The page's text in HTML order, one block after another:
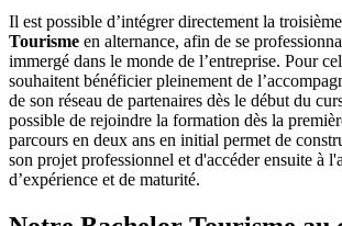
Il est possible d’intégrer directement la
Tourisme en alternance, afin de se
immergé dans le monde de l’entreprise. Pour
souhaitent bénéficier pleinement de
de son réseau de partenaires dès le début du
possible de rejoindre la formation dès la
parcours en deux ans en initial permet de
son projet professionnel et d'accéder ensuite à
d’expérience et de maturité.